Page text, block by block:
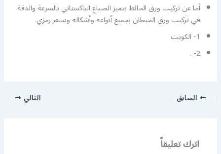
أما عن تركيب ورق الحائط يتميز الصباغ الباكستاني بالسرعة والدقة
في تركيب ورق الحيطان بجميع أنواعه وأشكاله وبسعر رمزي.
1- الكويت
2- .
السابق التالي
اترك تعليقاً